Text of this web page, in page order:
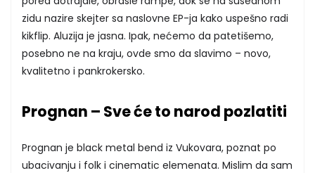
zidu nazire skejter sa naslovne EP-ja kako uspešno radi
kikflip. Aluzija je jasna. Ipak, nećemo da patetišemo,
posebno ne na kraju, ovde smo da slavimo – novo,
kvalitetno i pankrokersko.
Prognan – Sve će to narod pozlatiti
Prognan je black metal bend iz Vukovara, poznat po
ubacivanju i folk i cinematic elemenata. Mislim da sam